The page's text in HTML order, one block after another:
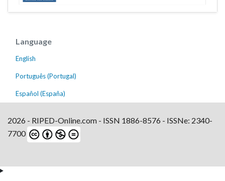
Language
English
Português (Portugal)
Español (España)
2026 - RIPED-Online.com - ISSN 1886-8576 - ISSNe: 2340-
7700